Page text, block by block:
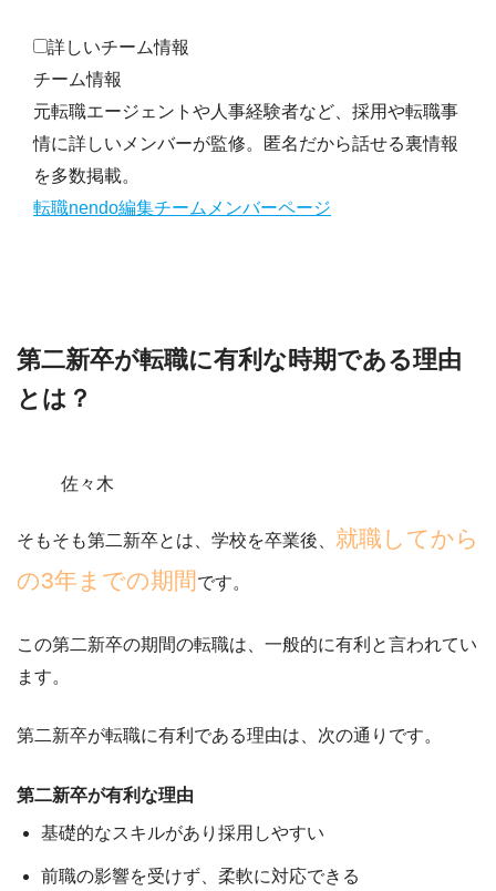
詳しいチーム情報
チーム情報
元転職エージェントや人事経験者など、採用や転職事
情に詳しいメンバーが監修。匿名だから話せる裏情報
を多数掲載。
転職nendo編集チームメンバーページ
第二新卒が転職に有利な時期である理由
とは？
佐々木
そもそも第二新卒とは、学校を卒業後、 就職してから
の3年までの期間 です。
この第二新卒の期間の転職は、 一般的に有利と言われてい
ます。
第二新卒が転職に有利である理由は、次の通りです。
第二新卒が有利な理由
基礎的なスキルがあり採用しやすい
前職の影響を受けず、柔軟に対応できる